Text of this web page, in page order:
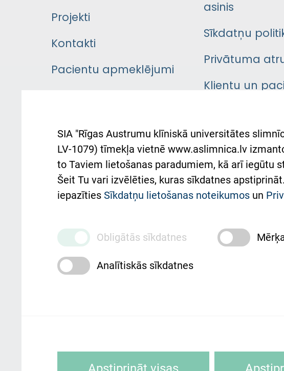
Projekti
Kontakti
Pacientu apmeklējumi
Pacienta
atsauksmju/sūdzību
iesniegšanas kārtība
Kā pie mums nokļūt
ceļvedis
Rekvizīti un ārstniecības
asinis
Sīkdatņu
Privātuma
Klientu un
Austrumu
atbalsts
Підтримка
та співпраця з
SIA "Rīgas Austrumu klīniskā universitātes
LV-1079) tīmekļa vietnē www.aslimnica.lv
to Taviem lietošanas paradumiem, kā arī iegūtu
Šeit Tu vari izvēlēties, kuras sīkdatnes
iepazīties Sīkdatņu lietošanas noteikumos un
Obligātās sīkdatnes
Analītiskās sīkdatnes
Sīkdatnes ir mazas teksta datnes, kuras tīmekļa